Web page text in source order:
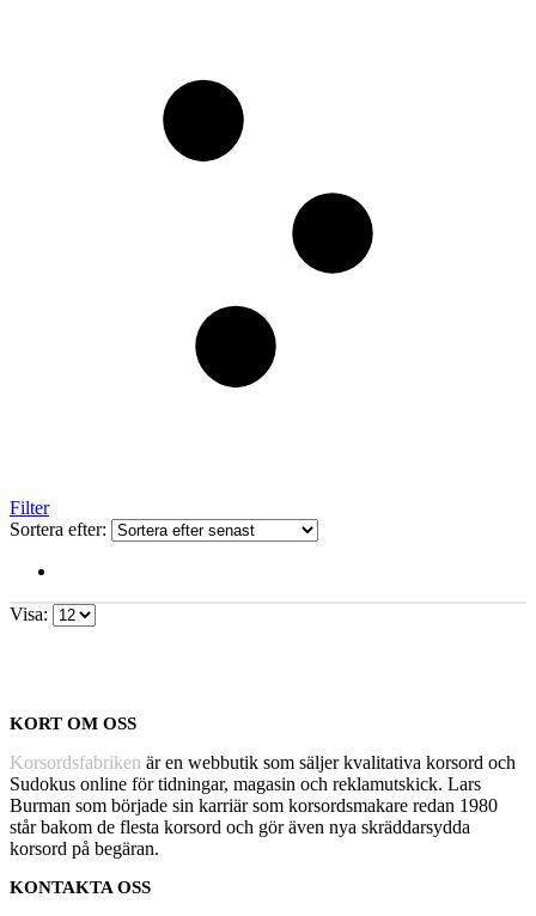
Filter
Sortera efter:
Visa:
KORT OM OSS
Korsordsfabriken är en webbutik som säljer kvalitativa korsord och
Sudokus online för tidningar, magasin och reklamutskick. Lars
Burman som började sin karriär som korsordsmakare redan 1980
står bakom de flesta korsord och gör även nya skräddarsydda
korsord på begäran.
KONTAKTA OSS